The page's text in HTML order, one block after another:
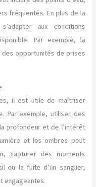
fréquentés. En plus de la
aux conditions
Par exemple, la
opportunités de prises
il est utile de maîtriser
Par exemple, utiliser des
profondeur et de l’intérêt
et les ombres peut
capturer des moments
ou la fuite d’un sanglier,
engageantes.